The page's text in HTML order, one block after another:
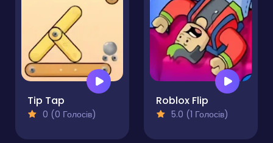
Tip Tap
0 (0 Голосів)
Roblox Flip
5.0 (1 Голосів)